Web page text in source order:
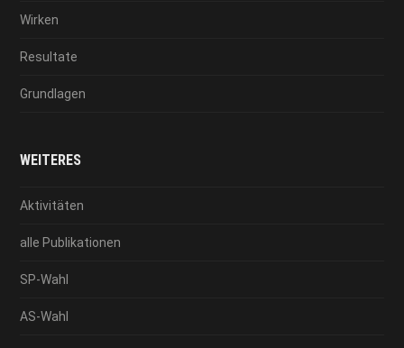
Wirken
Resultate
Grundlagen
WEITERES
Aktivitäten
alle Publikationen
SP-Wahl
AS-Wahl